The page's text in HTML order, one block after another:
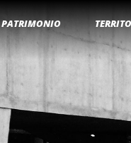
PATRIMONIO